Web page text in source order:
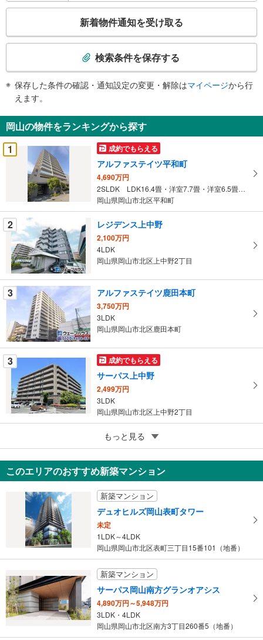
検
知
を
受
け
件
を
マ
イ
ペ
ー
ジ
保
存
す
る
新着物件通知を受け取る
検索条件を保存する
保存した条件の確認・通知設定の変更・解除はマイページから行
えます。
岡山の物件をランキングから探す
1
成約でもらえる
アルファステイツ平和町
4,690万円
2SLDK LDK16.4畳・洋室7.7畳・洋室6.5畳・S5.8畳
岡山県岡山市北区平和町
2 レジデンス上中野
2,100万円
4LDK
岡山県岡山市北区上中野2丁目
3 アルファステイツ鹿田本町
3,750万円
3LDK
岡山県岡山市北区鹿田本町
3 成約でもらえる
サーパス上中野
2,499万円
3LDK
岡山県岡山市北区上中野2丁目
ライオンズタワー岡山千日前
4,580万円
3LDK
岡山県岡山市北区表町3丁目
もっと見る
このエリアのおすすめ新築マンション
新築マンション
デュオヒルズ岡山表町タワー
未定
1LDK～4LDK
岡山県岡山市北区表町三丁目15番101（地番）
新築マンション
サーパス岡山南方グランオアシス
4,890万円～5,948万円
3LDK・4LDK
岡山県岡山市北区南方3丁目260番5（地番）